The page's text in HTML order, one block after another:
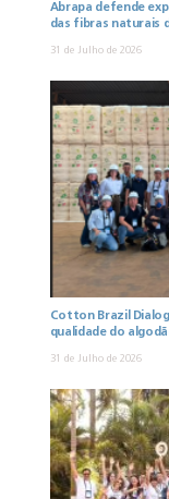
Abrapa defende
das fibras naturais
31 de Julho de 2026
Cotton Brazil
qualidade do
31 de Julho de 2026